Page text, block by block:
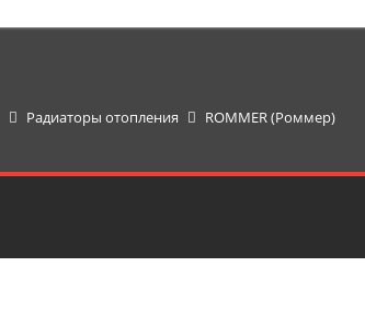
Радиаторы отопления ROMMER (Роммер)